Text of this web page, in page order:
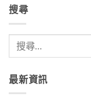
搜尋
最新資訊